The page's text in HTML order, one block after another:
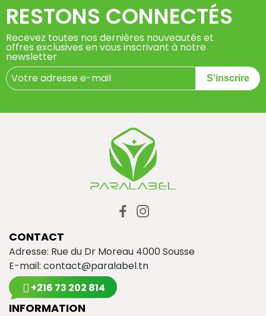
RESTONS CONNECTÉS
Recevez toutes nos dernières nouveautés et
offres exclusives en vous inscrivant à notre
newsletter
S'inscrire
CONTACT
Adresse: Rue du Dr Moreau 4000 Sousse
E-mail: contact@paralabel.tn
+216 73 202 814
INFORMATION